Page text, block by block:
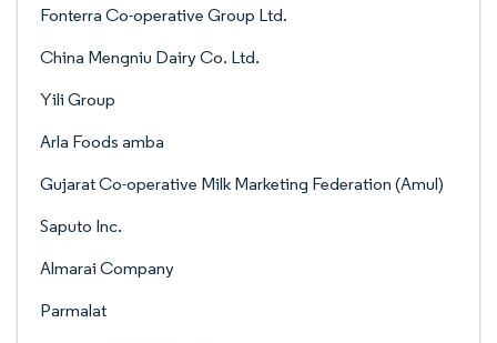
Fonterra Co-operative Group Ltd.
China Mengniu Dairy Co. Ltd.
Yili Group
Arla Foods amba
Gujarat Co-operative Milk Marketing Federation (Amul)
Saputo Inc.
Almarai Company
Parmalat